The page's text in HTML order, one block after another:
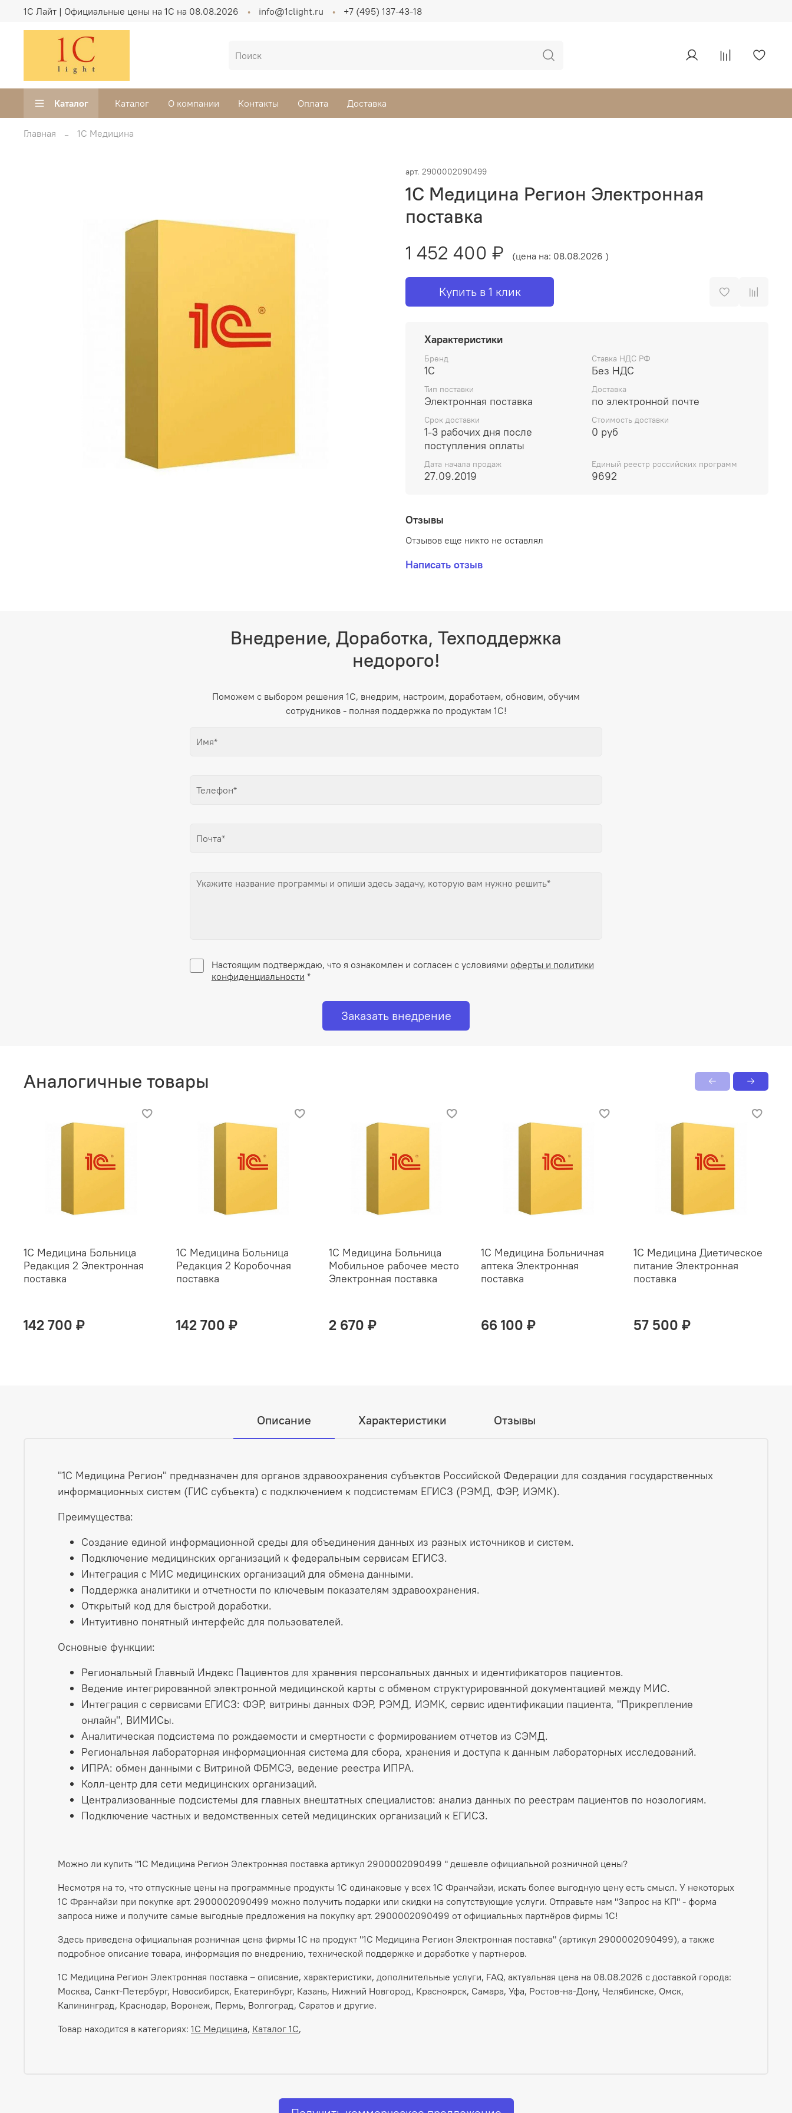
1C Лайт | Официальные цены на 1С на 08.08.2026 info@1clight.ru +7 (495) 137-43-18
Каталог Каталог О компании Контакты Оплата Доставка
Главная 1С Медицина
арт. 2900002090499
1С Медицина Регион Электронная
поставка
1 452 400 ₽
(цена на: 08.08.2026 )
Купить в 1 клик
Характеристики
Бренд
1С
Ставка НДС РФ
Без НДС
Тип поставки
Электронная поставка
Доставка
по электронной почте
Срок доставки
1-3 рабочих дня после
поступления оплаты
Стоимость доставки
0 руб
Дата начала продаж
27.09.2019
Единый реестр российских программ
9692
Отзывы
Отзывов еще никто не оставлял
Написать отзыв
Внедрение, Доработка, Техподдержка
недорого!
Поможем с выбором решения 1С, внедрим, настроим, доработаем, обновим, обучим
сотрудников - полная поддержка по продуктам 1С!
Настоящим подтверждаю, что я ознакомлен и согласен с условиями оферты и политики
конфиденциальности *
Заказать внедрение
Аналогичные товары
1С Медицина Больница
Редакция 2 Электронная
поставка
142 700 ₽
1С Медицина Больница
Редакция 2 Коробочная
поставка
142 700 ₽
1С Медицина Больница
Мобильное рабочее место
Электронная поставка
2 670 ₽
1С Медицина Больничная
аптека Электронная
поставка
66 100 ₽
1С Медицина Диетическое
питание Электронная
поставка
57 500 ₽
Описание Характеристики Отзывы
"1С Медицина Регион" предназначен для органов здравоохранения субъектов Российской Федерации для создания государственных
информационных систем (ГИС субъекта) с подключением к подсистемам ЕГИСЗ (РЭМД, ФЭР, ИЭМК).​
Преимущества:
Создание единой информационной среды для объединения данных из разных источников и систем.​
Подключение медицинских организаций к федеральным сервисам ЕГИСЗ.​
Интеграция с МИС медицинских организаций для обмена данными.​
Поддержка аналитики и отчетности по ключевым показателям здравоохранения.​
Открытый код для быстрой доработки.​
Интуитивно понятный интерфейс для пользователей.​
Основные функции:
Региональный Главный Индекс Пациентов для хранения персональных данных и идентификаторов пациентов.​
Ведение интегрированной электронной медицинской карты с обменом структурированной документацией между МИС.​
Интеграция с сервисами ЕГИСЗ: ФЭР, витрины данных ФЭР, РЭМД, ИЭМК, сервис идентификации пациента, "Прикрепление
онлайн", ВИМИСы.​
Аналитическая подсистема по рождаемости и смертности с формированием отчетов из СЭМД.​
Региональная лабораторная информационная система для сбора, хранения и доступа к данным лабораторных исследований.​
ИПРА: обмен данными с Витриной ФБМСЭ, ведение реестра ИПРА.​
Колл-центр для сети медицинских организаций.​
Централизованные подсистемы для главных внештатных специалистов: анализ данных по реестрам пациентов по нозологиям.​
Подключение частных и ведомственных сетей медицинских организаций к ЕГИСЗ.
Можно ли купить "1С Медицина Регион Электронная поставка артикул 2900002090499 " дешевле официальной розничной цены?
Несмотря на то, что отпускные цены на программные продукты 1С одинаковые у всех 1С Франчайзи, искать более выгодную цену есть смысл. У некоторых
1С Франчайзи при покупке арт. 2900002090499 можно получить подарки или скидки на сопутствующие услуги. Отправьте нам "Запрос на КП" - форма
запроса ниже и получите самые выгодные предложения на покупку арт. 2900002090499 от официальных партнёров фирмы 1С!
Здесь приведена официальная розничная цена фирмы 1С на продукт "1С Медицина Регион Электронная поставка" (артикул 2900002090499), а также
подробное описание товара, информация по внедрению, технической поддержке и доработке у партнеров.
1С Медицина Регион Электронная поставка – описание, характеристики, дополнительные услуги, FAQ, актуальная цена на 08.08.2026 с доставкой города:
Москва, Санкт-Петербург, Новосибирск, Екатеринбург, Казань, Нижний Новгород, Красноярск, Самара, Уфа, Ростов-на-Дону, Челябинске, Омск,
Калининград, Краснодар, Воронеж, Пермь, Волгоград, Саратов и другие.
Товар находится в категориях: 1С Медицина, Каталог 1С,